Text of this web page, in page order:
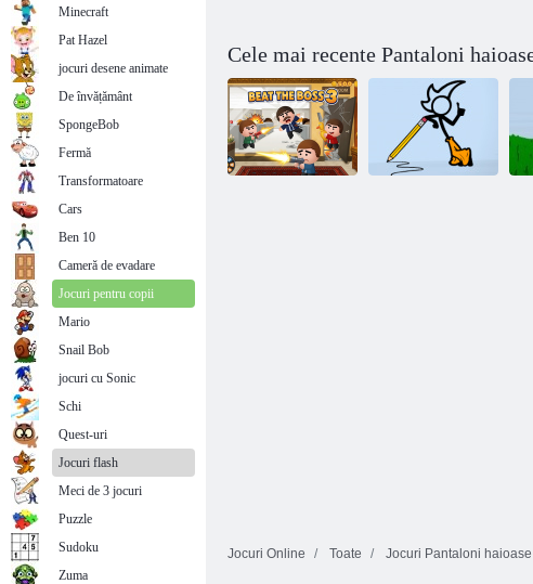
Cele mai recente Pantaloni
Jocuri Online Toate Jocuri Pantaloni
Minecraft
Pat Hazel
jocuri desene animate
De învățământ
SpongeBob
Fermă
Transformatoare
Cars
Ben 10
Cameră de evadare
Jocuri pentru copii
Mario
Snail Bob
jocuri cu Sonic
Schi
Quest-uri
Jocuri flash
Meci de 3 jocuri
Puzzle
Sudoku
Zuma